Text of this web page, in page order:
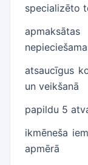
specializēto
atsaucīgus
un veikšanā
papildu 5
ikmēneša
apmērā